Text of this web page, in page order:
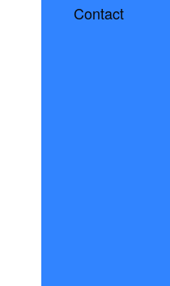
Contact